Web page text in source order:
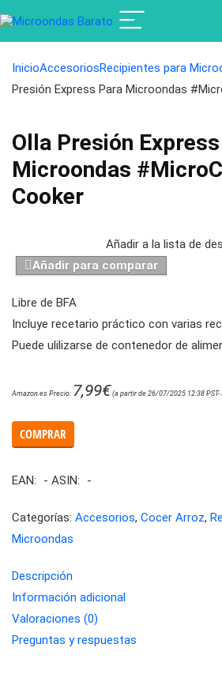
InicioAccesoriosRecipientes para
Presión Express Para Microondas
Olla Presión
Microondas
Cooker
Añadir a la lista de
Añadir para comparar
Libre de BFA
Incluye recetario práctico con varias
Puede ulilizarse de contenedor de
Amazon.es Precio: 7,99€ (a partir de 26/07/2025 12:38 PST-
COMPRAR
EAN: - ASIN: -
Categorías: Accesorios, Cocer Arroz,
Microondas
Descripción
Información adicional
Valoraciones (0)
Preguntas y respuestas